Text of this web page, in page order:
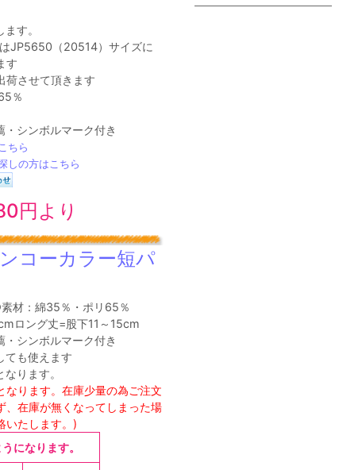
す。
JP5650（20514）サイズに
す
荷させて頂きます
％
シンボルマーク付き
ちら
しの方はこちら
円より
ンコーカラー短パ
材：綿35％・ポリ65％
ロング丈=股下11～15cm
シンボルマーク付き
ても使えます
ります。
なります。在庫少量の為ご注文
、在庫が無くなってしまった場
いたします。)
になります。